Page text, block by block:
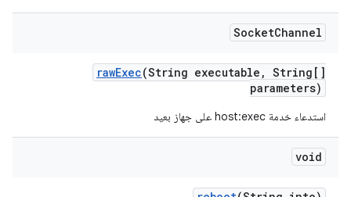
SocketChannel
rawExec(String executable , String[]
parameters)
استدعاء خدمة host:exec على جهاز بعيد
void